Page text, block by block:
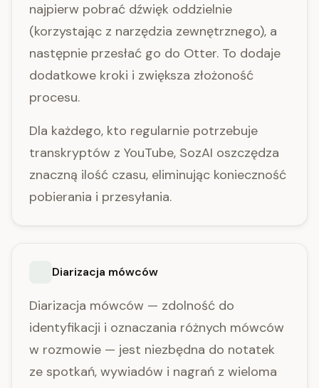
najpierw pobrać dźwięk oddzielnie
(korzystając z narzędzia zewnętrznego), a
następnie przesłać go do Otter. To dodaje
dodatkowe kroki i zwiększa złożoność
procesu.
Dla każdego, kto regularnie potrzebuje
transkryptów z YouTube, SozAI oszczędza
znaczną ilość czasu, eliminując konieczność
pobierania i przesyłania.
Diarizacja mówców
Diarizacja mówców — zdolność do
identyfikacji i oznaczania różnych mówców
w rozmowie — jest niezbędna do notatek
ze spotkań, wywiadów i nagrań z wieloma